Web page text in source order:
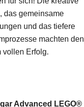
das gemeinsame
und das tiefere
machten den
vollen Erfolg.
Advanced LEGO®